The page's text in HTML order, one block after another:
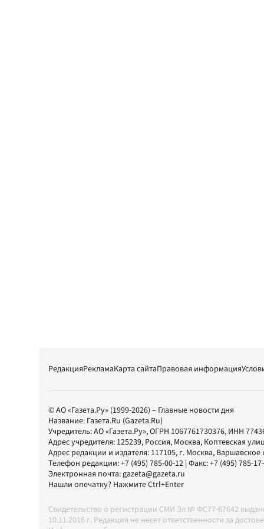
РедакцияРекламаКарта сайтаПравовая информация
© АО «Газета.Ру» (1999-2026) – Главные новости дня
Название: Газета.Ru (Gazeta.Ru)
Учредитель:АО «Газета.Ру», ОГРН 1067761730376, ИНН
Адрес учредителя: 125239, Россия, Москва, Коптевская
Адрес редакции и издателя: 117105, г. Москва, Варшавское
Телефон редакции:+7 (495) 785-00-12 | Факс:+7 (495) 785-
Электронная почта:gazeta@gazeta.ru
Нашли опечатку? Нажмите Ctrl+Enter
Свидетельство о регистрации СМИ Эл № ФС77-67642
10.11.2016 г. Редакция не несет ответственности за